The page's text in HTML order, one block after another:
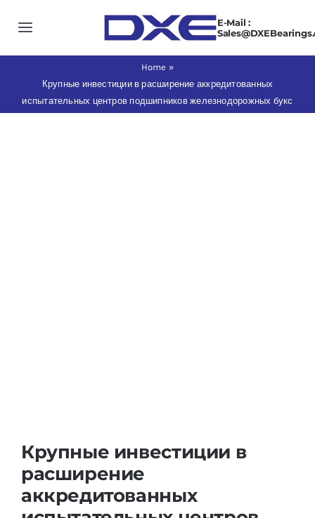
Toggle
Navigation
About us
E-Mail :
Home »
Крупные инвестиции в расширение аккредитованных
испытательных центров подшипников железнодорожных букс
Крупные инвестиции в
расширение
аккредитованных